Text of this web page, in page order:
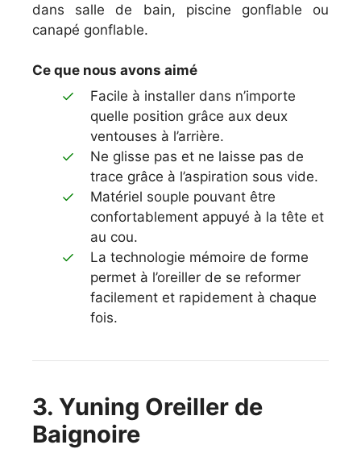
dans salle de bain, piscine gonflable ou
canapé gonflable.
Ce que nous avons aimé
Facile à installer dans n’importe
quelle position grâce aux deux
ventouses à l’arrière.
Ne glisse pas et ne laisse pas de
trace grâce à l’aspiration sous vide.
Matériel souple pouvant être
confortablement appuyé à la tête et
au cou.
La technologie mémoire de forme
permet à l’oreiller de se reformer
facilement et rapidement à chaque
fois.
3. Yuning Oreiller de
Baignoire